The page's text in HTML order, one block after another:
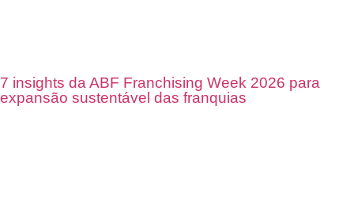
7 insights da ABF Franchising Week 2026 para
expansão sustentável das franquias